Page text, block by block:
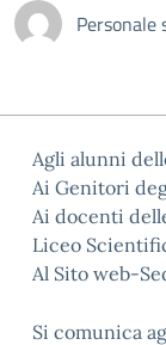
Personale
Agli alunni
Ai Genitori
Ai docenti
Liceo
Al Sito web-
Si comunica